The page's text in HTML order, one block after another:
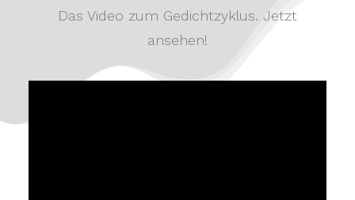
Das Video zum Gedichtzyklus. Jetzt
ansehen!